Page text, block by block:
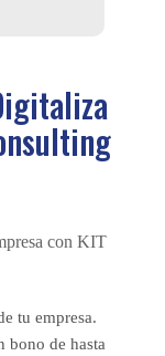
tu empresa.
bono de hasta